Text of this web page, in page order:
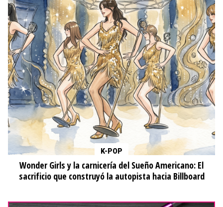
K-POP
Wonder Girls y la carnicería del Sueño Americano: El
sacrificio que construyó la autopista hacia Billboard